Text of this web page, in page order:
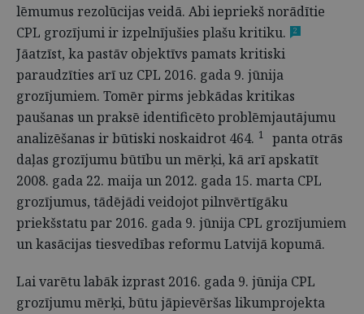
lēmumus rezolūcijas veidā. Abi iepriekš norādītie
CPL grozījumi ir izpelnījušies plašu kritiku.
2
Jāatzīst, ka pastāv objektīvs pamats kritiski
paraudzīties arī uz CPL 2016. gada 9. jūnija
grozījumiem. Tomēr pirms jebkādas kritikas
paušanas un praksē identificēto problēmjautājumu
analizēšanas ir būtiski noskaidrot 464. 1
panta otrās
daļas grozījumu būtību un mērķi, kā arī apskatīt
2008. gada 22. maija un 2012. gada 15. marta CPL
grozījumus, tādējādi veidojot pilnvērtīgāku
priekšstatu par 2016. gada 9. jūnija CPL grozījumiem
un kasācijas tiesvedības reformu Latvijā kopumā.
Lai varētu labāk izprast 2016. gada 9. jūnija CPL
grozījumu mērķi, būtu jāpievēršas likumprojekta